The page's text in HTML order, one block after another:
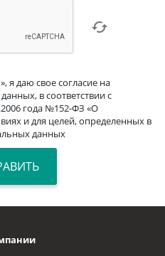
я даю свое согласие на
в соответствии с
года №152-ФЗ «О
и для целей, определенных в
данных